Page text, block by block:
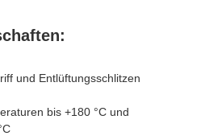
und Entlüftungsschlitzen
bis +180 °C und